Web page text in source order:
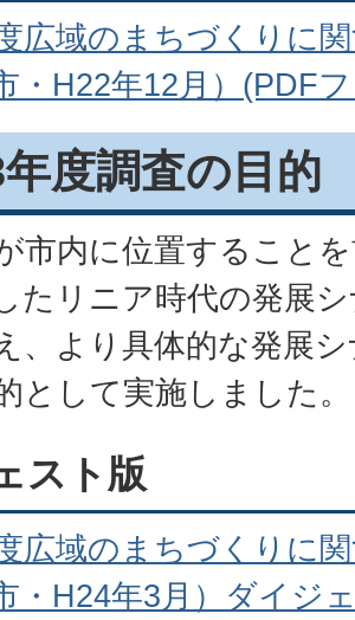
広域のまちづくりに
・H22年12月）(PDF
度調査の目的
市内に位置すること
たリニア時代の発展
、より具体的な発展
として実施しました。
スト版
広域のまちづくりに
・H24年3月）ダイジ